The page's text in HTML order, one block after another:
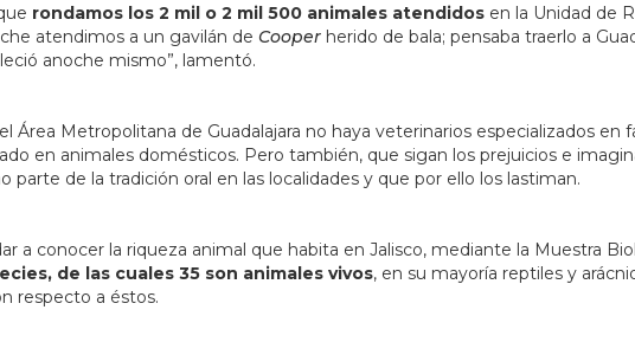
rondamos los 2 mil o 2 mil 500 animales atendidos en la Unidad de
atendimos a un gavilán de Cooper herido de bala; pensaba traerlo a
anoche mismo”, lamentó.
Área Metropolitana de Guadalajara no haya veterinarios especializados en
en animales domésticos. Pero también, que sigan los prejuicios e
parte de la tradición oral en las localidades y que por ello los lastiman.
a conocer la riqueza animal que habita en Jalisco, mediante la Muestra
de las cuales 35 son animales vivos, en su mayoría reptiles y
respecto a éstos.